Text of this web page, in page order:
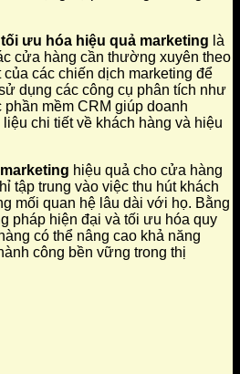
ưu hóa hiệu quả marketing là
cửa hàng cần thường xuyên theo
các chiến dịch marketing để
dụng các công cụ phân tích như
mềm CRM giúp doanh
chi tiết về khách hàng và hiệu
hiệu quả cho cửa hàng
tập trung vào việc thu hút khách
mối quan hệ lâu dài với họ. Bằng
pháp hiện đại và tối ưu hóa quy
có thể nâng cao khả năng
công bền vững trong thị